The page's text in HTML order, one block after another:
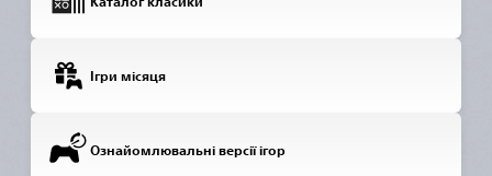
Ігри місяця
Ознайомлювальні версії ігор